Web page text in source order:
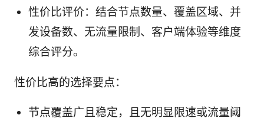
性价比评价：结合节点数量、覆盖区域、并
发设备数、无流量限制、客户端体验等维度
综合评分。
性价比高的选择要点：
节点覆盖广且稳定，且无明显限速或流量阈